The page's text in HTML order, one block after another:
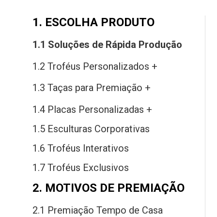
1. ESCOLHA PRODUTO
1.1 Soluções de Rápida Produção
1.2 Troféus Personalizados +
1.3 Taças para Premiação +
1.4 Placas Personalizadas +
1.5 Esculturas Corporativas
1.6 Troféus Interativos
1.7 Troféus Exclusivos
2. MOTIVOS DE PREMIAÇÃO
2.1 Premiação Tempo de Casa